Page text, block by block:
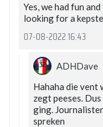
Yes, we had fun
looking for a
07-08-2022 16:43
ADHDave
Hahaha die vent
zegt peeses.
ging.
spreken